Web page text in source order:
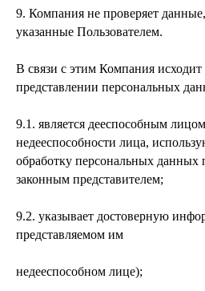
9. Компания не проверяет
указанные Пользователем.
В связи с этим Компания исходит
представлении персональных
9.1. является дееспособным
недееспособности лица,
обработку персональных данных
законным представителем;
9.2. указывает достоверную
представляемом им
недееспособном лице);